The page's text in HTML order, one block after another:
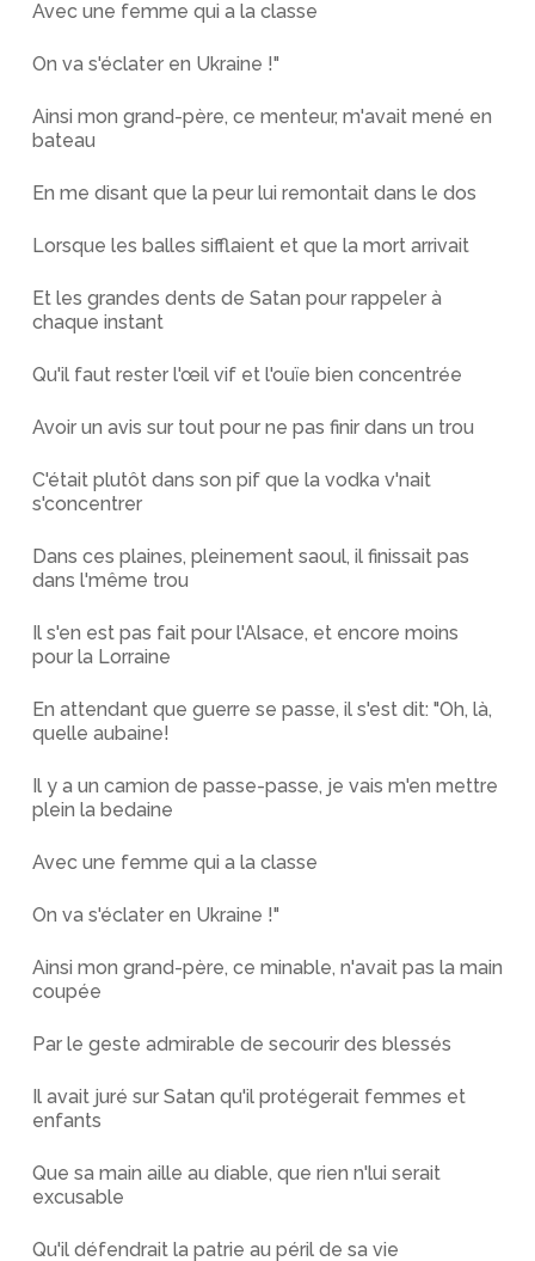
Avec une femme qui a la classe
On va s'éclater en Ukraine !"
Ainsi mon grand-père, ce menteur, m'avait mené en
bateau
En me disant que la peur lui remontait dans le dos
Lorsque les balles sifflaient et que la mort arrivait
Et les grandes dents de Satan pour rappeler à
chaque instant
Qu'il faut rester l'œil vif et l'ouïe bien concentrée
Avoir un avis sur tout pour ne pas finir dans un trou
C'était plutôt dans son pif que la vodka v'nait
s'concentrer
Dans ces plaines, pleinement saoul, il finissait pas
dans l'même trou
Il s'en est pas fait pour l'Alsace, et encore moins
pour la Lorraine
En attendant que guerre se passe, il s'est dit: "Oh, là,
quelle aubaine!
Il y a un camion de passe-passe, je vais m'en mettre
plein la bedaine
Avec une femme qui a la classe
On va s'éclater en Ukraine !"
Ainsi mon grand-père, ce minable, n'avait pas la main
coupée
Par le geste admirable de secourir des blessés
Il avait juré sur Satan qu'il protégerait femmes et
enfants
Que sa main aille au diable, que rien n'lui serait
excusable
Qu'il défendrait la patrie au péril de sa vie